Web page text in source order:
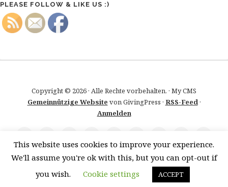
PLEASE FOLLOW & LIKE US :)
Copyright © 2026 · Alle Rechte vorbehalten. · My CMS
Gemeinnützige Website von GivingPress · RSS-Feed·
Anmelden
This website uses cookies to improve your experience.
We'll assume you're ok with this, but you can opt-out if
you wish.
Cookie settings ACCEPT